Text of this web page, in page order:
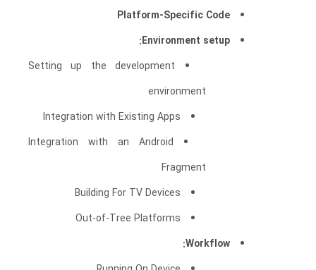
Platform-Specific Code
Environment setup:
Setting up the development
environment
Integration with Existing Apps
Integration with an Android
Fragment
Building For TV Devices
Out-of-Tree Platforms
Workflow: